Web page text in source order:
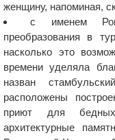
женщину, напоминая,
с именем
преобразования в
насколько это
времени уделяла
назван
расположены
приют для
архитектурные